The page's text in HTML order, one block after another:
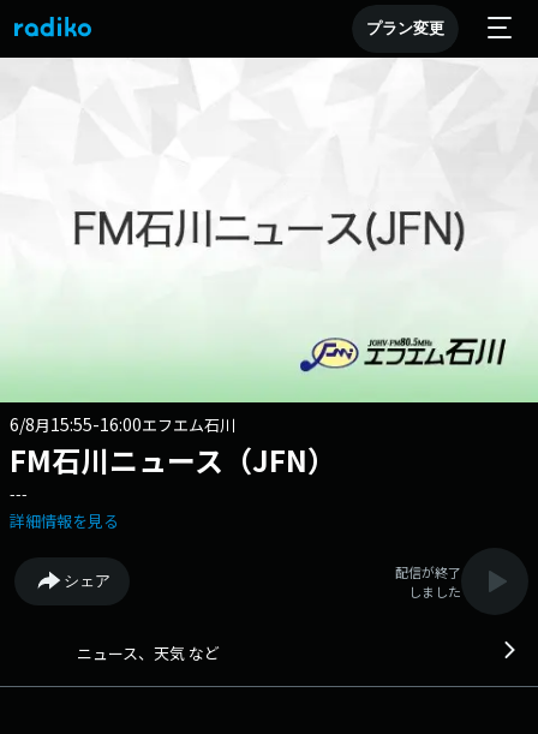
プラン変更
6/8月15:55-16:00エフエム石川
FM石川ニュース（JFN）
---
詳細情報を見る
シェア
配信が終了
しました
ニュース、天気 など